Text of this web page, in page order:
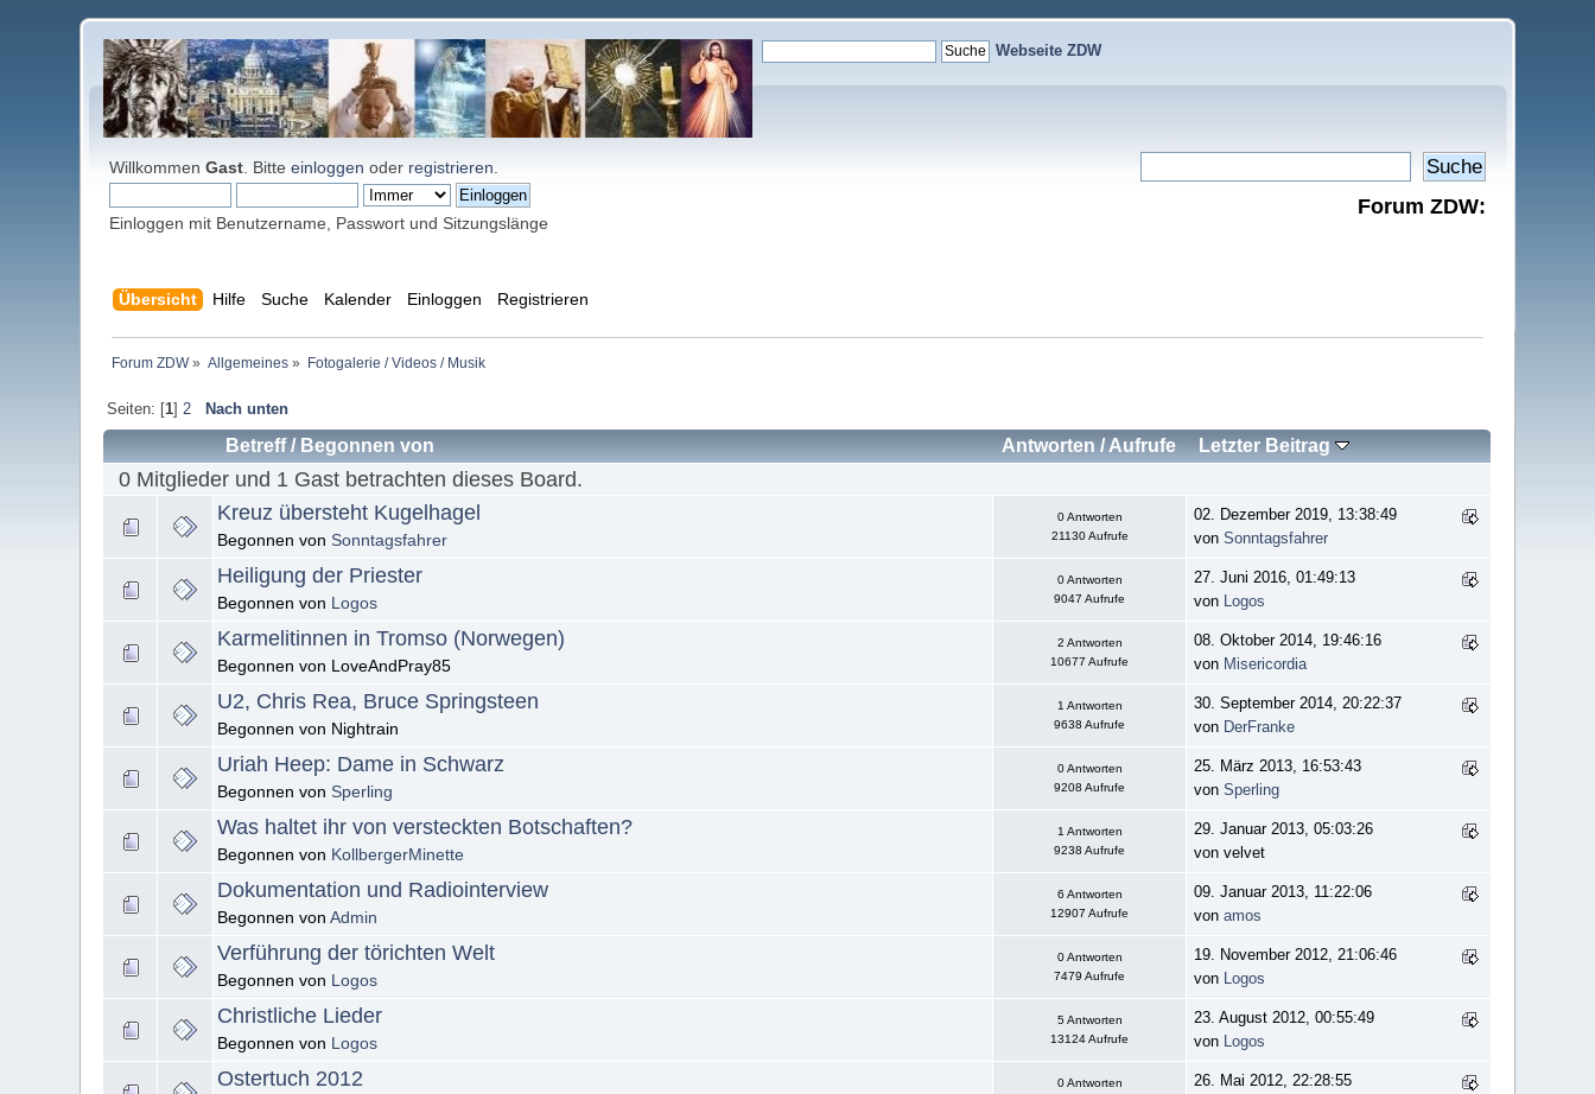
Webseite ZDW
WillkommenGast . Bitteeinloggen oder registrieren
Einloggen mit Benutzername, Passwort und Sitzungslänge
Forum ZDW:
Übersicht Hilfe Suche Kalender Einloggen Registrieren
Forum ZDW» Allgemeines» Fotogalerie / Videos / Musik
Seiten: [1] 2 Nach unten
Betreff/ Begonnen von Antworten /Aufrufe Letzter Beitrag
0 Mitglieder und 1 Gast betrachten dieses Board.
Kreuz übersteht Kugelhagel
Begonnen von Sonntagsfahrer
0 Antworten
21130 Aufrufe
02. Dezember 2019, 13:38:49
vonSonntagsfahrer
Heiligung der Priester
Begonnen von Logos
0 Antworten
9047 Aufrufe
27. Juni 2016, 01:49:13
von Logos
Karmelitinnen in Tromso (Norwegen)
Begonnen von LoveAndPray85
2 Antworten
10677 Aufrufe
08. Oktober 2014, 19:46:16
von Misericordia
U2, Chris Rea, Bruce Springsteen
Begonnen von Nightrain
1 Antworten
9638 Aufrufe
30. September 2014, 20:22:37
von DerFranke
Uriah Heep: Dame in Schwarz
Begonnen von Sperling
0 Antworten
9208 Aufrufe
25. März 2013, 16:53:43
vonSperling
Was haltet ihr von versteckten Botschaften?
Begonnen von KollbergerMinette
1 Antworten
9238 Aufrufe
29. Januar 2013, 05:03:26
von velvet
Dokumentation und Radiointerview
Begonnen vonAdmin
6 Antworten
12907 Aufrufe
09. Januar 2013, 11:22:06
vonamos
Verführung der törichten Welt
Begonnen von Logos
0 Antworten
7479 Aufrufe
19. November 2012, 21:06:46
von Logos
Christliche Lieder
Begonnen von Logos
5 Antworten
13124 Aufrufe
23. August 2012, 00:55:49
von Logos
Ostertuch 2012
0 Antworten
26. Mai 2012, 22:28:55